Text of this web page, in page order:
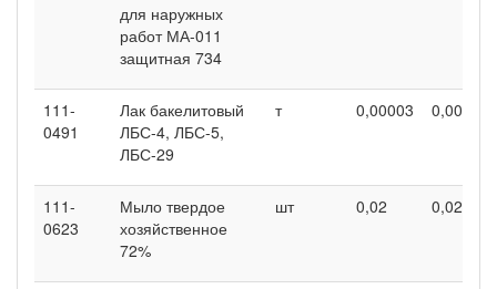
для наружных
работ МА-011
защитная 734
111-
0491
Лак бакелитовый
ЛБС-4, ЛБС-5,
ЛБС-29
т 0,00003 0,00003
111-
0623
Мыло твердое
хозяйственное
72%
шт 0,02 0,02